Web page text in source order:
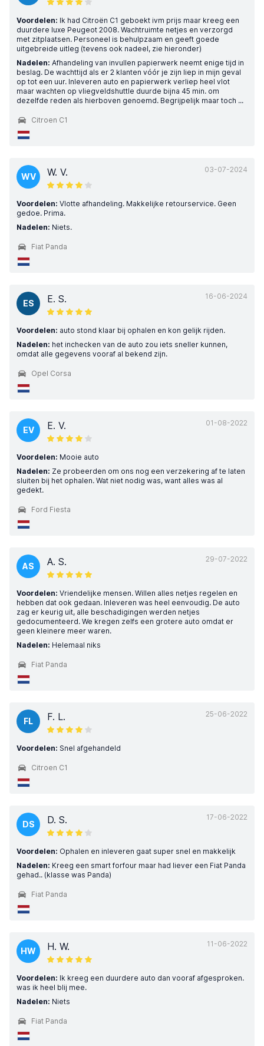
Voordelen: Ik had Citroën C1 geboekt ivm prijs maar kreeg een
duurdere luxe Peugeot 2008. Wachtruimte netjes en verzorgd
met zitplaatsen. Personeel is behulpzaam en geeft goede
uitgebreide uitleg (tevens ook nadeel, zie hieronder)
Nadelen: Afhandeling van invullen papierwerk neemt enige tijd in
beslag. De wachttijd als er 2 klanten vóór je zijn liep in mijn geval
op tot een uur. Inleveren auto en papierwerk verliep heel vlot
maar wachten op vliegveldshuttle duurde bijna 45 min. om
dezelfde reden als hierboven genoemd. Begrijpelijk maar toch ...
Citroen C1
03-07-2024
WV W. V.
Voordelen: Vlotte afhandeling. Makkelijke retourservice. Geen
gedoe. Prima.
Nadelen: Niets.
Fiat Panda
16-06-2024
ES E. S.
Voordelen: auto stond klaar bij ophalen en kon gelijk rijden.
Nadelen: het inchecken van de auto zou iets sneller kunnen,
omdat alle gegevens vooraf al bekend zijn.
Opel Corsa
01-08-2022
EV E. V.
Voordelen: Mooie auto
Nadelen: Ze probeerden om ons nog een verzekering af te laten
sluiten bij het ophalen. Wat niet nodig was, want alles was al
gedekt.
Ford Fiesta
29-07-2022
AS A. S.
Voordelen: Vriendelijke mensen. Willen alles netjes regelen en
hebben dat ook gedaan. Inleveren was heel eenvoudig. De auto
zag er keurig uit, alle beschadigingen werden netjes
gedocumenteerd. We kregen zelfs een grotere auto omdat er
geen kleinere meer waren.
Nadelen: Helemaal niks
Fiat Panda
25-06-2022
FL F. L.
Voordelen: Snel afgehandeld
Citroen C1
17-06-2022
DS D. S.
Voordelen: Ophalen en inleveren gaat super snel en makkelijk
Nadelen: Kreeg een smart forfour maar had liever een Fiat Panda
gehad.. (klasse was Panda)
Fiat Panda
11-06-2022
HW H. W.
Voordelen: Ik kreeg een duurdere auto dan vooraf afgesproken.
was ik heel blij mee.
Nadelen: Niets
Fiat Panda